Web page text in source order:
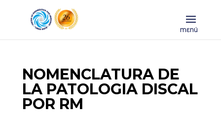
NOMENCLATURA DE
LA PATOLOGIA DISCAL
POR RM